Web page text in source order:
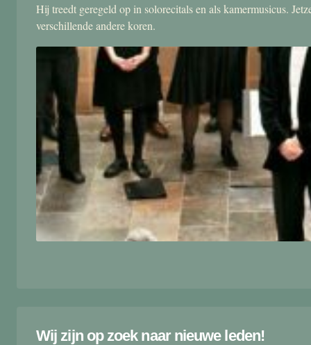
Hij treedt geregeld op in solorecitals en als kamermusicus.
verschillende andere koren.
Wij zijn op zoek naar nieuwe leden!